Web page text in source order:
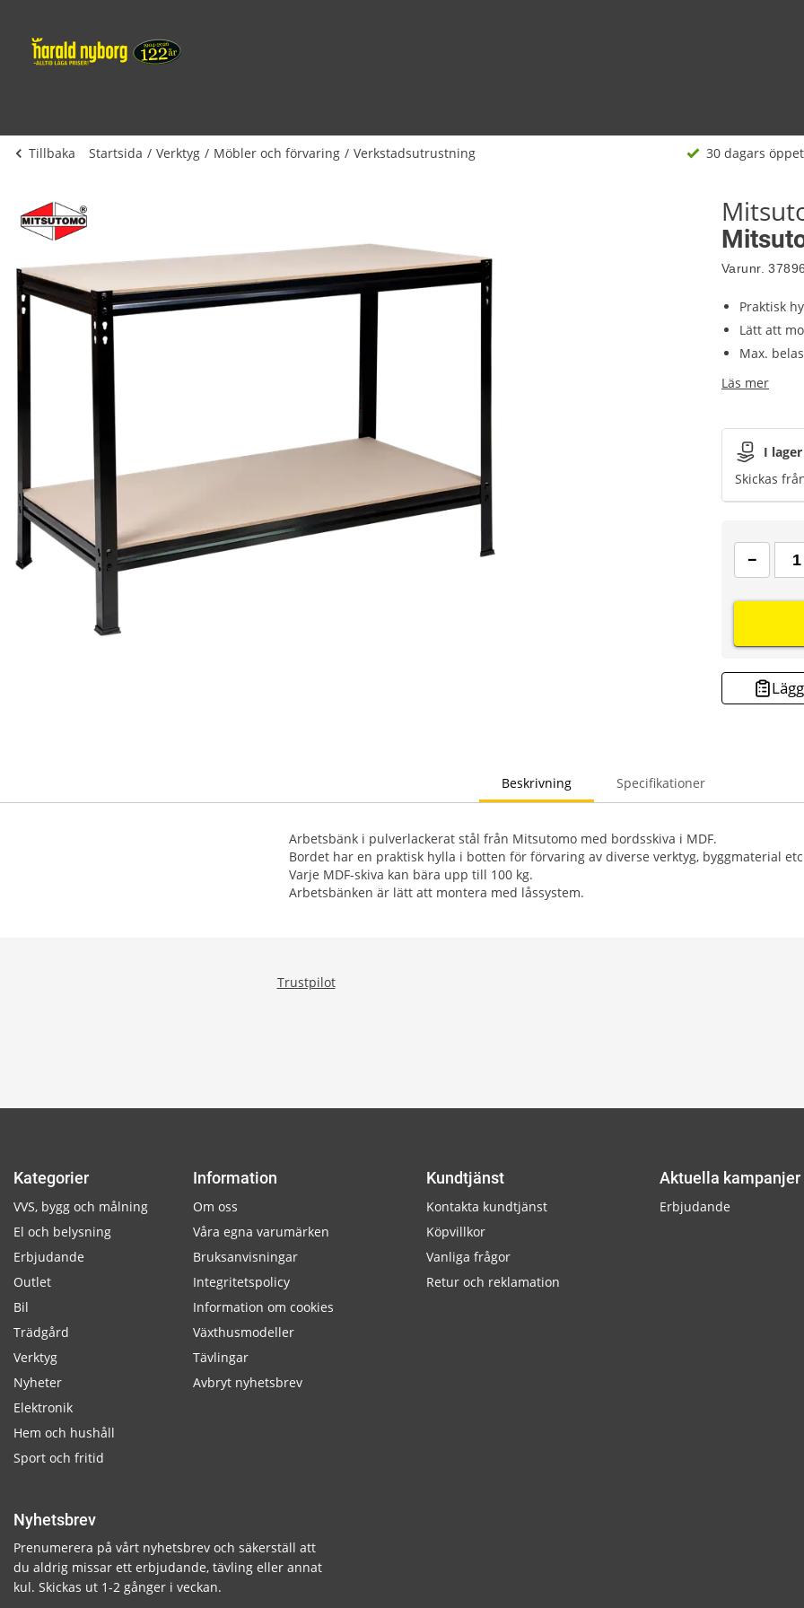
Tillbaka Startsida Verktyg Möbler och förvaring Verkstadsutrustning 30 dagars
Varunr.
Praktisk
Lätt att
Max.
Läs mer
I lager
Skickas
Beskrivning Specifikationer
Arbetsbänk i pulverlackerat stål från Mitsutomo med bordsskiva i MDF.
Bordet har en praktisk hylla i botten för förvaring av diverse verktyg, byggmaterial
Varje MDF-skiva kan bära upp till 100 kg.
Arbetsbänken är lätt att montera med låssystem.
Trustpilot
Kategorier
VVS, bygg och målning
El och belysning
Erbjudande
Outlet
Bil
Trädgård
Verktyg
Nyheter
Elektronik
Hem och hushåll
Sport och fritid
Information
Om oss
Våra egna varumärken
Bruksanvisningar
Integritetspolicy
Information om cookies
Växthusmodeller
Tävlingar
Avbryt nyhetsbrev
Kundtjänst
Kontakta kundtjänst
Köpvillkor
Vanliga frågor
Retur och reklamation
Aktuella kampanjer
Erbjudande
Nyhetsbrev
Prenumerera på vårt nyhetsbrev och säkerställ att
du aldrig missar ett erbjudande, tävling eller annat
kul. Skickas ut 1-2 gånger i veckan.